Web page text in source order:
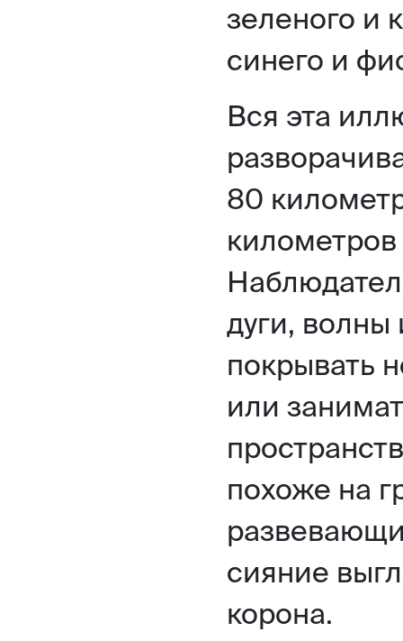
зеленого и
синего и
Вся эта
80
дуги, волны
покрывать
или
похоже на
сияние
корона.